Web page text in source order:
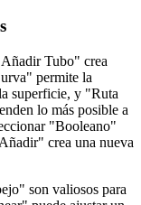
Tubo" crea
permite la
superficie, y "Ruta
lo más posible a
"Booleano"
crea una nueva
son valiosos para